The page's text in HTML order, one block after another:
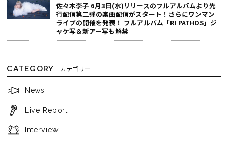
佐々木李子 6月3日(水)リリースのフルアルバムより先
行配信第二弾の楽曲配信がスタート！さらにワンマン
ライブの開催を発表！ フルアルバム「RI PATHOS」ジ
ャケ写＆新アー写も解禁
CATEGORY カテゴリー
News
Live Report
Interview